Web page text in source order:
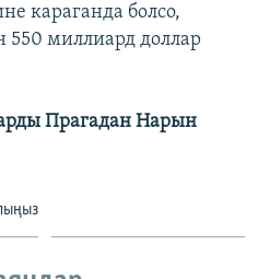
караганда болсо,
550 миллиард доллар
Прагадан Нарын